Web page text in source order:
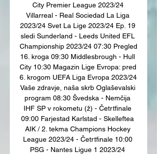
City Premier League 2023/24
Villarreal - Real Sociedad La Liga
2023/24 Svet La Lige 2023/24 Ep. 19
sledi Sunderland - Leeds United EFL
Championship 2023/24 07:30 Pregled
16. kroga 09:30 Middlesbrough - Hull
City 10:30 Magazin Lige Evropa: pred
6. krogom UEFA Liga Evropa 2023/24
Vaše zdravje, naša skrb Oglaševalski
program 08:30 Švedska - Nemčija
IHF SP v rokometu (ž) - Četrtfinale
09:00 Farjestad Karlstad - Skelleftea
AIK / 2. tekma Champions Hockey
League 2023/24 - Četrtfinale 10:00
PSG - Nantes Ligue 1 2023/24